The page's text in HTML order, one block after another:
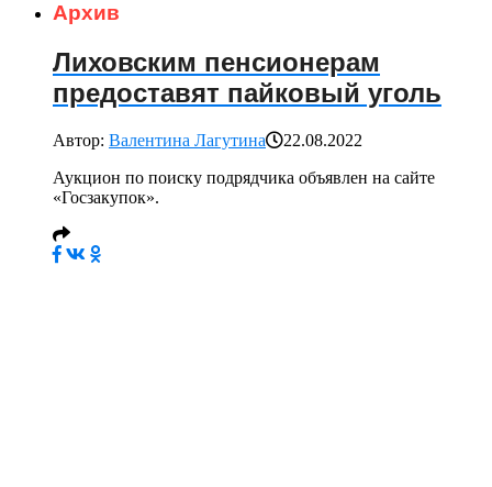
Архив
Лиховским пенсионерам
предоставят пайковый уголь
Автор: Валентина Лагутина
22.08.2022
Аукцион по поиску подрядчика объявлен на сайте
«Госзакупок».